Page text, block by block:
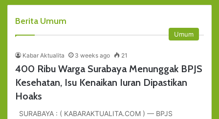
Berita Umum
Umum
Kabar Aktualita 3 weeks ago 21
400 Ribu Warga Surabaya Menunggak BPJS
Kesehatan, Isu Kenaikan Iuran Dipastikan
Hoaks
SURABAYA : ( KABARAKTUALITA.COM ) — BPJS